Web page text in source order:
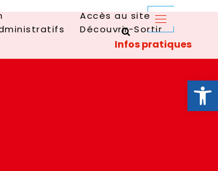
Ouvrir
Accès au site
Découvrir-Sortir